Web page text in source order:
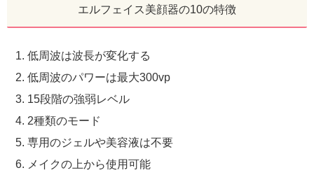
エルフェイス美顔器の10の特徴
低周波は波長が変化する
低周波のパワーは最大300vp
15段階の強弱レベル
2種類のモード
専用のジェルや美容液は不要
メイクの上から使用可能